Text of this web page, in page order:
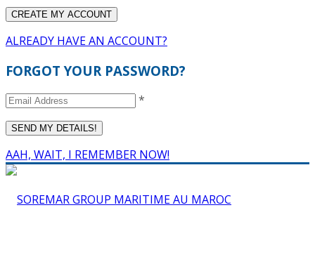
ALREADY HAVE AN ACCOUNT?
FORGOT YOUR PASSWORD?
*
AAH, WAIT, I REMEMBER NOW!